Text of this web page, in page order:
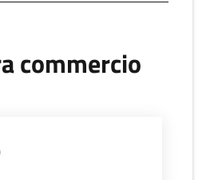
commercio